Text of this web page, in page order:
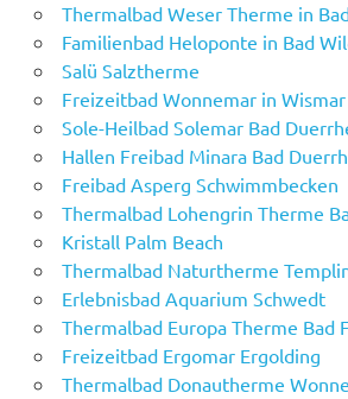
Thermalbad Weser Therme in
Familienbad Heloponte in Bad
Salü Salztherme
Freizeitbad Wonnemar in Wismar
Sole-Heilbad Solemar Bad
Hallen Freibad Minara Bad
Freibad Asperg Schwimmbecken
Thermalbad Lohengrin Therme
Kristall Palm Beach
Thermalbad Naturtherme
Erlebnisbad Aquarium Schwedt
Thermalbad Europa Therme Bad
Freizeitbad Ergomar Ergolding
Thermalbad Donautherme